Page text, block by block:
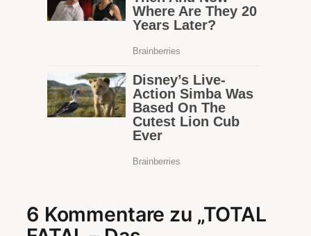
6 Kommentare zu „TOTAL